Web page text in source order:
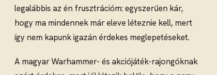
legalábbis az én frusztrációm: egyszerűen kár,
hogy ma mindennek már eleve léteznie kell, mert
így nem kapunk igazán érdekes meglepetéseket.
A magyar Warhammer- és akciójáték-rajongóknak